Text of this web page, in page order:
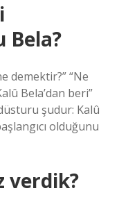
Bela?
demektir?” “Ne
Bela’dan beri”
şudur: Kalû
olduğunu
verdik?